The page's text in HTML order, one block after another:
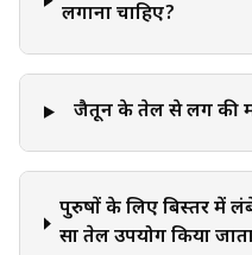
judgment, critical thinking,
suggestions discussed in
लगाना चाहिए?
जैतून के तेल से लिंग की
पुरुषों के लिए बिस्तर में
सा तेल उपयोग किया